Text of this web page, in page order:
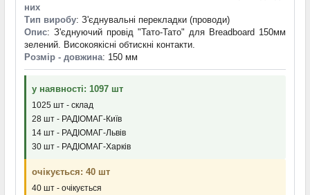
них
Тип виробу: З'єднувальні перекладки (проводи)
Опис: З'єднуючий провід "Тато-Тато" для Breadboard 150мм
зелений. Високоякісні обтискні контакти.
Розмір - довжина: 150 мм
у наявності: 1097 шт
1025 шт - склад
28 шт - РАДІОМАГ-Київ
14 шт - РАДІОМАГ-Львів
30 шт - РАДІОМАГ-Харків
очікується: 40 шт
40 шт - очікується